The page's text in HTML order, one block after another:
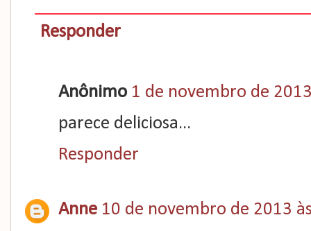
Responder
Anônimo 1 de novembro de
parece deliciosa...
Responder
Anne 10 de novembro de 2013